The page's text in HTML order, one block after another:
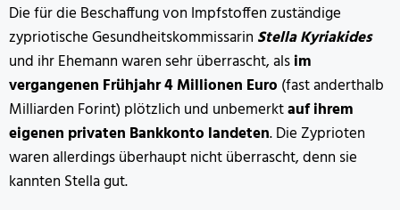
Die für die Beschaffung von Impfstoffen zuständige
zypriotische Gesundheitskommissarin Stella Kyriakides
und ihr Ehemann waren sehr überrascht, alsim
vergangenen Frühjahr 4 Millionen Euro (fast anderthalb
Milliarden Forint) plötzlich und unbemerktauf ihrem
eigenen privaten Bankkonto landeten. Die Zyprioten
waren allerdings überhaupt nicht überrascht, denn sie
kannten Stella gut.